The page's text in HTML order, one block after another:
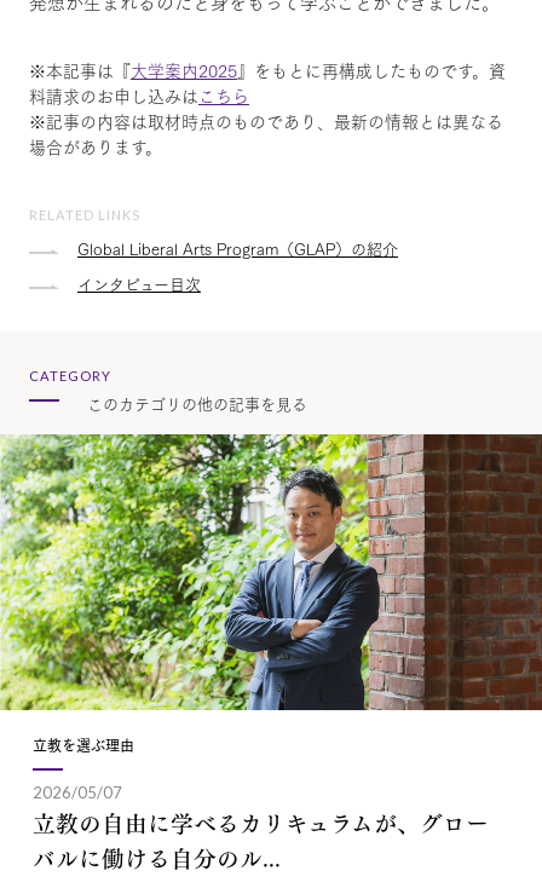
※本記事は『大学案内2025』をもとに再構成したものです。資
料請求のお申し込みはこちら
※記事の内容は取材時点のものであり、最新の情報とは異なる
場合があります。
RELATED LINKS
Global Liberal Arts Program（GLAP）の紹介
インタビュー目次
CATEGORY
このカテゴリの他の記事を見る
立教を選ぶ理由
2026/05/07
立教の自由に学べるカリキュラムが、グロー
バルに働ける自分のル...